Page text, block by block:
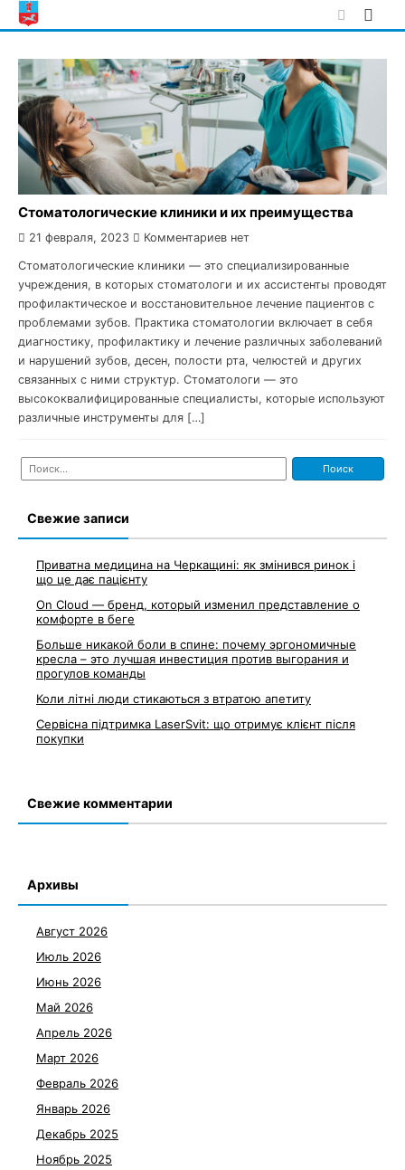
Skip
to
Стоматологические клиники и их преимущества
21 февраля, 2023 Комментариев нет
Стоматологические клиники — это специализированные
учреждения, в которых стоматологи и их ассистенты проводят
профилактическое и восстановительное лечение пациентов с
проблемами зубов. Практика стоматологии включает в себя
диагностику, профилактику и лечение различных заболеваний
и нарушений зубов, десен, полости рта, челюстей и других
связанных с ними структур. Стоматологи — это
высококвалифицированные специалисты, которые используют
различные инструменты для […]
Найти:
Свежие записи
Приватна медицина на Черкащині: як змінився ринок і
що це дає пацієнту
On Cloud — бренд, который изменил представление о
комфорте в беге
Больше никакой боли в спине: почему эргономичные
кресла – это лучшая инвестиция против выгорания и
прогулов команды
Коли літні люди стикаються з втратою апетиту
Сервісна підтримка LaserSvit: що отримує клієнт після
покупки
Свежие комментарии
Архивы
Август 2026
Июль 2026
Июнь 2026
Май 2026
Апрель 2026
Март 2026
Февраль 2026
Январь 2026
Декабрь 2025
Ноябрь 2025